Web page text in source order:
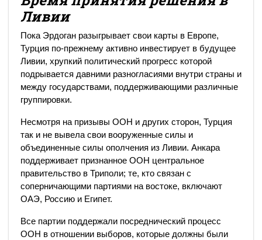
Ливии
Пока Эрдоган разыгрывает свои карты в Европе,
Турция по-прежнему активно инвестирует в будущее
Ливии, хрупкий политический прогресс которой
подрывается давними разногласиями внутри страны и
между государствами, поддерживающими различные
группировки.
Несмотря на призывы ООН и других сторон, Турция
так и не вывела свои вооруженные силы и
объединенные силы ополчения из Ливии. Анкара
поддерживает признанное ООН центральное
правительство в Триполи; те, кто связан с
соперничающими партиями на востоке, включают
ОАЭ, Россию и Египет.
Все партии поддержали посреднический процесс
ООН в отношении выборов, которые должны были